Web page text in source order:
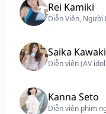
Rei Kamiki
Diễn Viên, Người
Saika
Diễn viên (AV
Kanna Seto
Diễn viên phim